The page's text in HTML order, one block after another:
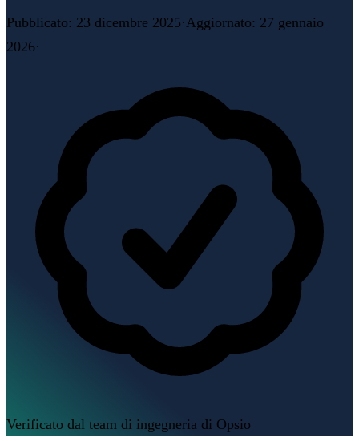
Pubblicato: 23 dicembre 2025· Aggiornato: 27 gennaio
2026·
Verificato dal team di ingegneria di Opsio